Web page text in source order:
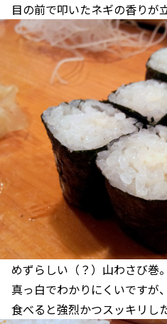
目の前で叩いたネギの香りが
めずらしい（？）山わさび巻。
真っ白でわかりにくいですが、
食べると強烈かつスッキリし